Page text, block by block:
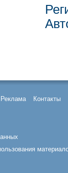
Реклама Контакты